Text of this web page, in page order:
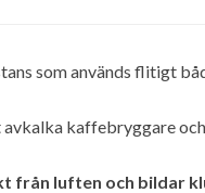
som används flitigt
kaffebryggare
från luften och bildar